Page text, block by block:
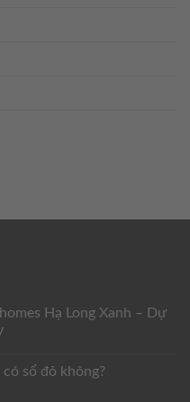
Hạ Long Xanh – Dự
sổ đỏ không?